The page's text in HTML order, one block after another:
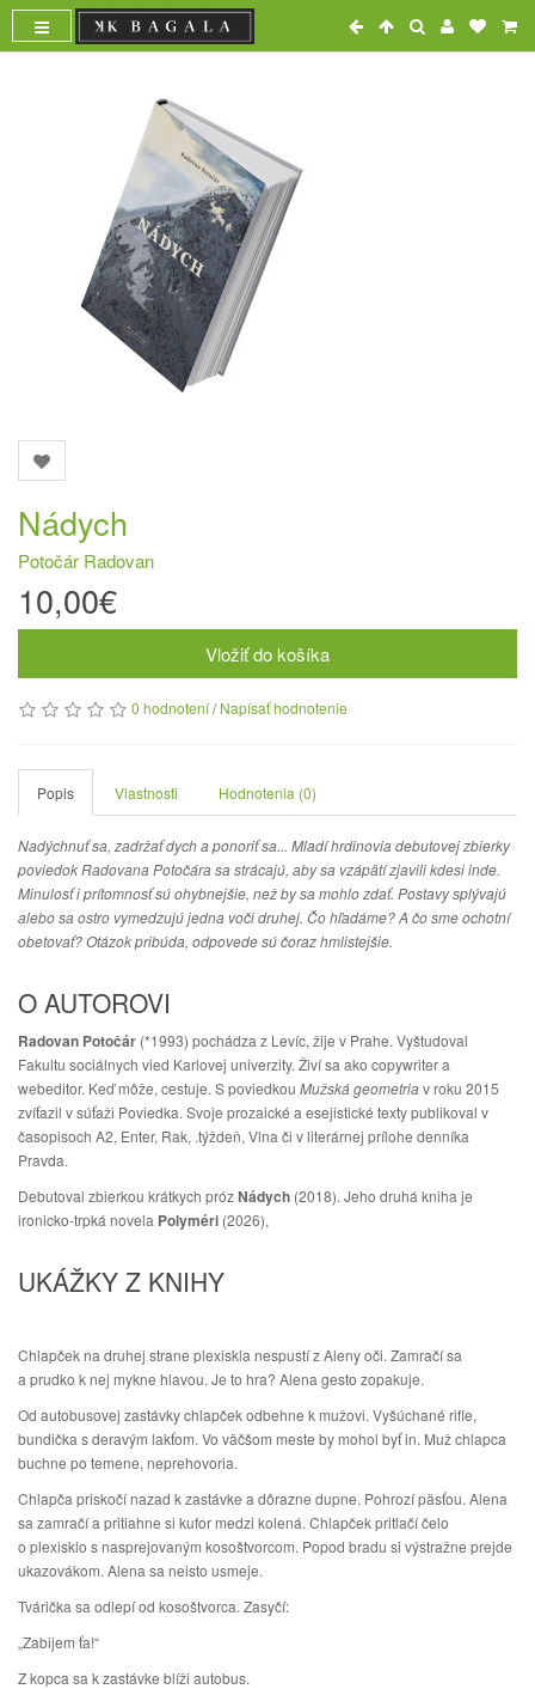
Nádych
Potočár Radovan
10,00€
Vložiť do košíka
0 hodnotení/Napísať hodnotenie
Popis Vlastnosti Hodnotenia (0)
Nadýchnuť sa, zadržať dych a ponoriť sa... Mladí hrdinovia debutovej zbierky
poviedok Radovana Potočára sa strácajú, aby sa vzápätí zjavili kdesi inde.
Minulosť i prítomnosť sú ohybnejšie, než by sa mohlo zdať. Postavy splývajú
alebo sa ostro vymedzujú jedna voči druhej. Čo hľadáme? A čo sme ochotní
obetovať? Otázok pribúda, odpovede sú čoraz hmlistejšie.
O AUTOROVI
Radovan Potočár (*1993) pochádza z Levíc, žije v Prahe. Vyštudoval
Fakultu sociálnych vied Karlovej univerzity. Živí sa ako copywriter a
webeditor. Keď môže, cestuje. S poviedkou Mužská geometriav roku 2015
zvíťazil v súťaži Poviedka. Svoje prozaické a esejistické texty publikoval v
časopisoch A2, Enter, Rak, .týždeň, Vlna či v literárnej prílohe denníka
Pravda.
Debutoval zbierkou krátkych prózNádych (2018). Jeho druhá kniha je
ironicko-trpká novela Polyméri (2026),
UKÁŽKY Z KNIHY
Chlapček na druhej strane plexiskla nespustí z Aleny oči. Zamračí sa
a prudko k nej mykne hlavou. Je to hra? Alena gesto zopakuje.
Od autobusovej zastávky chlapček odbehne k mužovi. Vyšúchané rifle,
bundička s deravým lakťom. Vo väčšom meste by mohol byť in. Muž chlapca
buchne po temene, neprehovoria.
Chlapča priskočí nazad k zastávke a dôrazne dupne. Pohrozí päsťou. Alena
sa zamračí a pritiahne si kufor medzi kolená. Chlapček pritlačí čelo
o plexisklo s nasprejovaným kosoštvorcom. Popod bradu si výstražne prejde
ukazovákom. Alena sa neisto usmeje.
Tvárička sa odlepí od kosoštvorca. Zasyčí:
„Zabijem ťa!“
Z kopca sa k zastávke blíži autobus.